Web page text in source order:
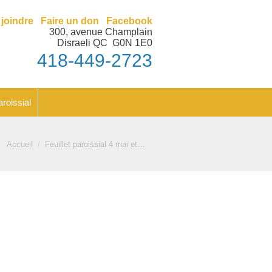
joindre Faire un don
Facebook
300, avenue Champlain
Disraeli QC G0N 1E0
418-449-2723
Vous êtes ici :
Accueil Feuillet paroissial 4 mai et…
Feuillet paroissial